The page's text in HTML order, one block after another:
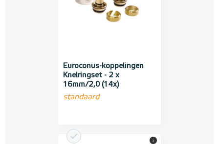
Euroconus-koppelingen
Knelringset - 2 x
16mm/2,0 (14x)
standaard
i